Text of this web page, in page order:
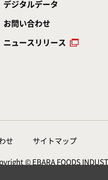
デジタルデータ
お問い合わせ
ニュースリリース
せ サイトマップ
© EBARA FOODS